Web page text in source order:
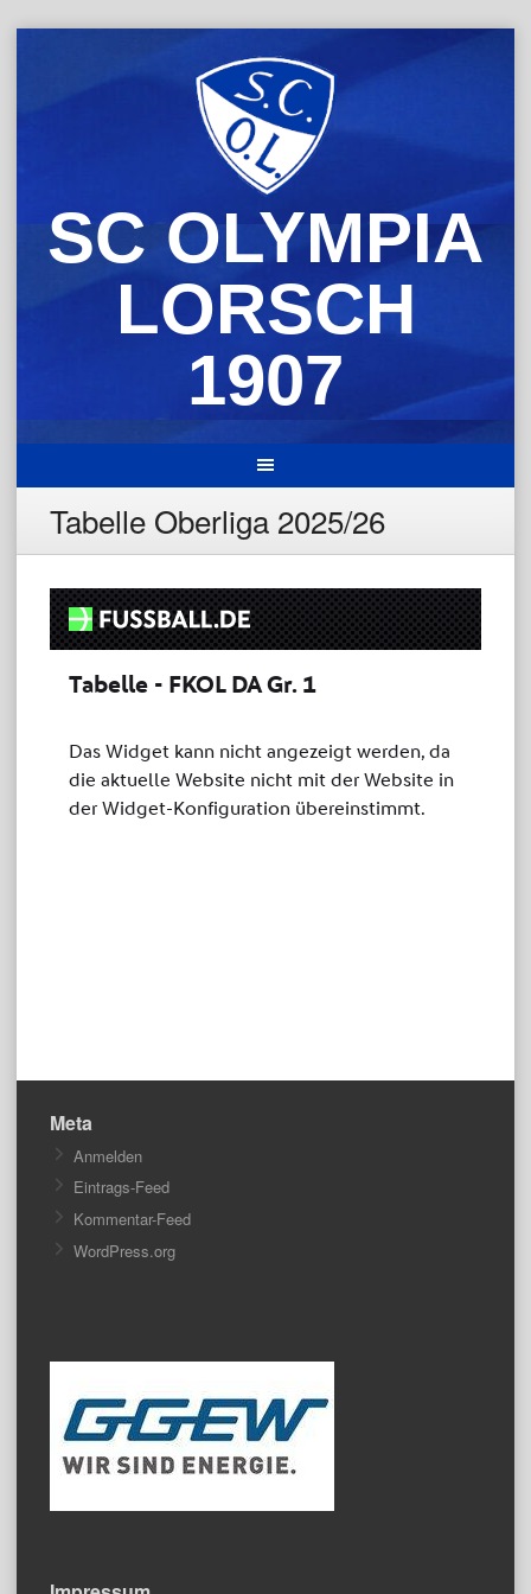
SC OLYMPIA
LORSCH
1907
Tabelle Oberliga 2025/26
Meta
Anmelden
Eintrags-Feed
Kommentar-Feed
WordPress.org